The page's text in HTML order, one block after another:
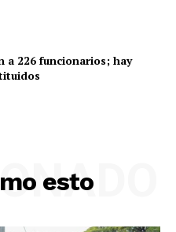
a 226 funcionarios; hay
esto